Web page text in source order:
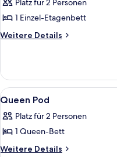
Pod)
für
Bunk
Pod
Platz für 2 Personen
1 Einzel-Etagenbett
Weitere Details
Weitere
Pod
Alle
Fotos
für
Queen
Pod
5
Queen Pod
Platz für 2 Personen
1 Queen-Bett
Weitere Details
Weitere